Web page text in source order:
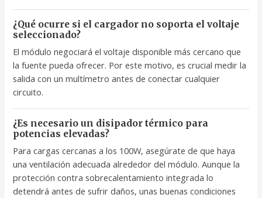
¿Qué ocurre si el cargador no soporta el voltaje
seleccionado?
El módulo negociará el voltaje disponible más cercano que
la fuente pueda ofrecer. Por este motivo, es crucial medir la
salida con un multímetro antes de conectar cualquier
circuito.
¿Es necesario un disipador térmico para
potencias elevadas?
Para cargas cercanas a los 100W, asegúrate de que haya
una ventilación adecuada alrededor del módulo. Aunque la
protección contra sobrecalentamiento integrada lo
detendrá antes de sufrir daños, unas buenas condiciones